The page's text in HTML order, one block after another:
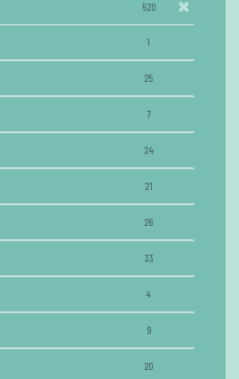
520
1
25
7
24
21
26
33
4
9
20